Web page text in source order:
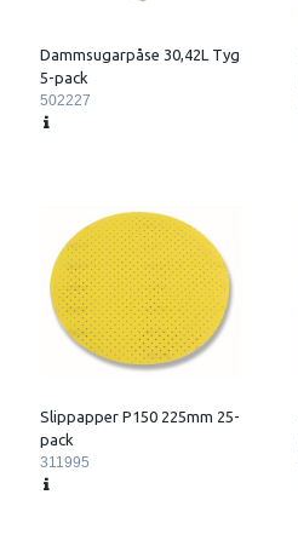
Dammsugarpåse 30,42L Tyg
5-pack
502227
Slippapper P150 225mm 25-
pack
311995